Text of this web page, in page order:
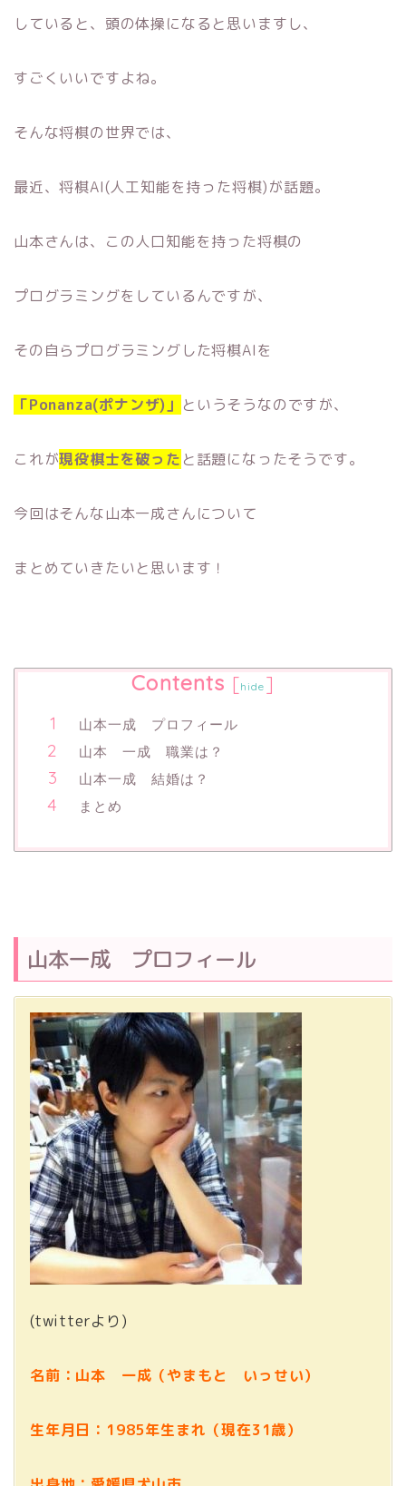
していると、頭の体操になると思いますし、
すごくいいですよね。
そんな将棋の世界では、
最近、将棋AI(人工知能を持った将棋)が話題。
山本さんは、この人口知能を持った将棋の
プログラミングをしているんですが、
その自らプログラミングした将棋AIを
「Ponanza(ポナンザ)」 というそうなのですが、
これが現役棋士を破った と話題になったそうです。
今回はそんな山本一成さんについて
まとめていきたいと思います！
Contents [hide ]
山本一成 プロフィール
山本 一成 職業は？
山本一成 結婚は？
まとめ
山本一成 プロフィール
(twitterより)
名前：山本 一成（やまもと いっせい）
生年月日：1985年生まれ（現在31歳）